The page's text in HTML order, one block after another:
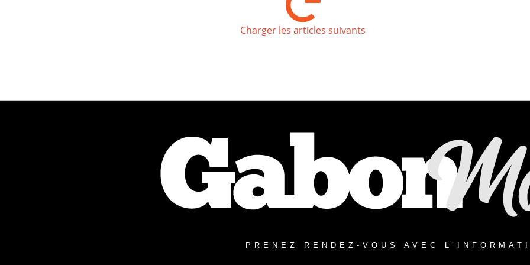
Charger les articles suivants
PRENEZ RENDEZ-VOUS AVEC